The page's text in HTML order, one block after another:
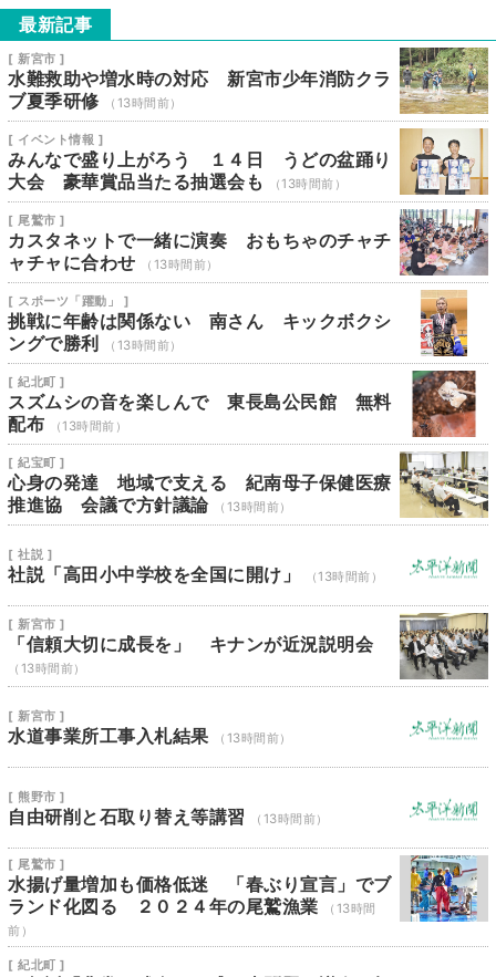
最新記事
[ 新宮市 ]
水難救助や増水時の対応 新宮市少年消防クラ
ブ夏季研修
（13時間前）
[ イベント情報 ]
みんなで盛り上がろう １４日 うどの盆踊り
大会 豪華賞品当たる抽選会も
（13時間前）
[ 尾鷲市 ]
カスタネットで一緒に演奏 おもちゃのチャチ
ャチャに合わせ
（13時間前）
[ スポーツ「躍動」 ]
挑戦に年齢は関係ない 南さん キックボクシ
ングで勝利
（13時間前）
[ 紀北町 ]
スズムシの音を楽しんで 東長島公民館 無料
配布
（13時間前）
[ 紀宝町 ]
心身の発達 地域で支える 紀南母子保健医療
推進協 会議で方針議論
（13時間前）
[ 社説 ]
社説「高田小中学校を全国に開け」 （13時間前）
[ 新宮市 ]
「信頼大切に成長を」 キナンが近況説明会
（13時間前）
[ 新宮市 ]
水道事業所工事入札結果 （13時間前）
[ 熊野市 ]
自由研削と石取り替え等講習 （13時間前）
[ 尾鷲市 ]
水揚げ量増加も価格低迷 「春ぶり宣言」でブ
ランド化図る ２０２４年の尾鷲漁業
（13時間
前）
[ 紀北町 ]